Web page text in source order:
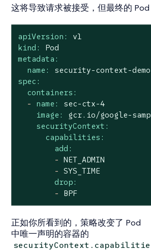
这将导致请求被接受，但最终的 Pod
apiVersion:
v1
kind:
Pod
metadata:
name:
security-context-
spec:
containers:
-
name:
sec-ctx-4
image:
gcr.io/google-
securityContext:
capabilities:
add:
- NET_ADMIN
- SYS_TIME
drop:
-
BPF
正如你所看到的，策略改变了 Pod
中唯一声明的容器的